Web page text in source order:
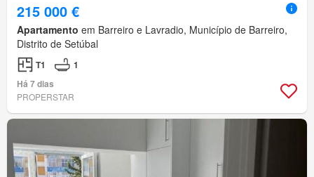
215 000 €
Apartamento em Barreiro e Lavradio, Município de Barreiro,
Distrito de Setúbal
T1
1
Há 7 dias
PROPERSTAR